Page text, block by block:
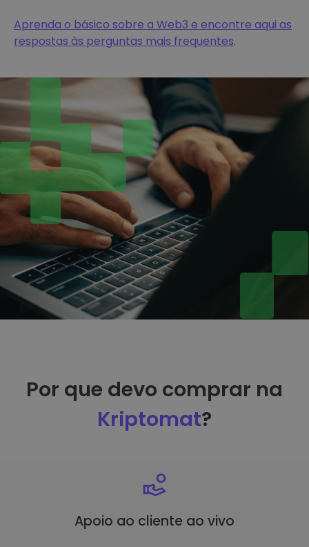
Aprenda o básico sobre a Web3 e encontre aqui as
respostas às perguntas mais frequentes.
Por que devo comprar na
Kriptomat?
Apoio ao cliente ao vivo